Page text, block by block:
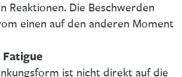
Reaktionen. Die Beschwerden
einen auf den anderen Moment
Fatigue
ist nicht direkt auf die